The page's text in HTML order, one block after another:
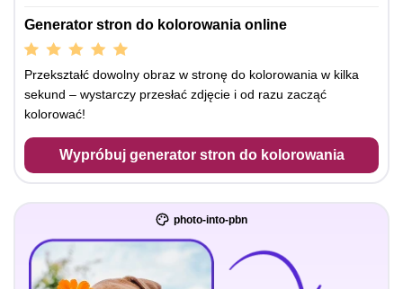
Generator stron do kolorowania online
Przekształć dowolny obraz w stronę do kolorowania w kilka
sekund – wystarczy przesłać zdjęcie i od razu zacząć
kolorować!
Wypróbuj generator stron do kolorowania
photo-into-pbn